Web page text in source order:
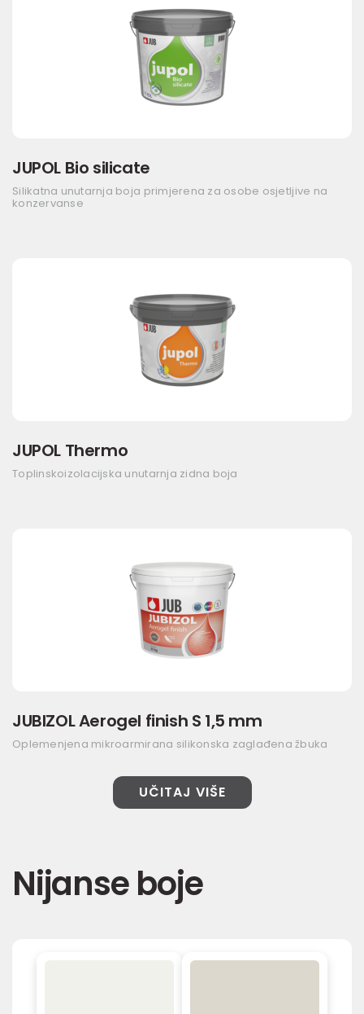
JUPOL Bio silicate
Silikatna unutarnja boja primjerena za osobe osjetljive na
konzervanse
JUPOL Thermo
Toplinskoizolacijska unutarnja zidna boja
JUBIZOL Aerogel finish S 1,5 mm
Oplemenjena mikroarmirana silikonska zaglađena žbuka
UČITAJ VIŠE
Nijanse boje